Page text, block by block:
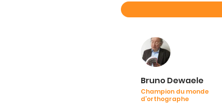
Bruno Dewaele
Champion du monde
d’orthographe